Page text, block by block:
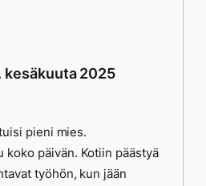
kesäkuuta 2025
pieni mies.
koko päivän. Kotiin päästyä
työhön, kun jään